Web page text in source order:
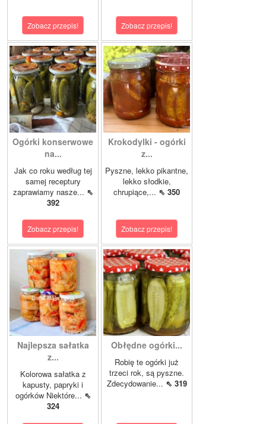
Zobacz przepis! Zobacz przepis!
Ogórki konserwowe
na...
Jak co roku według tej
samej receptury
zaprawiamy nasze... ⇖
392
Zobacz przepis!
Krokodylki - ogórki
z...
Pyszne, lekko pikantne,
lekko słodkie,
chrupiące,... ⇖ 350
Zobacz przepis!
Najlepsza sałatka
z...
Kolorowa sałatka z
kapusty, papryki i
ogórków Niektóre... ⇖
324
Obłędne ogórki...
Robię te ogórki już
trzeci rok, są pyszne.
Zdecydowanie... ⇖ 319